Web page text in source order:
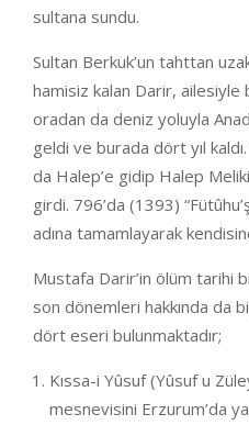
sultana sundu.
Sultan Berkuk’un tahttan
hamisiz kalan Darir,
oradan da deniz yoluyla
geldi ve burada dört yıl
da Halep’e gidip Halep
girdi. 796’da (1393)
adına tamamlayarak
Mustafa Darir’in ölüm tarihi
son dönemleri hakkında da
dört eseri bulunmaktadır;
Kıssa-i Yûsuf (Yûsuf u
mesnevisini Erzurum’da